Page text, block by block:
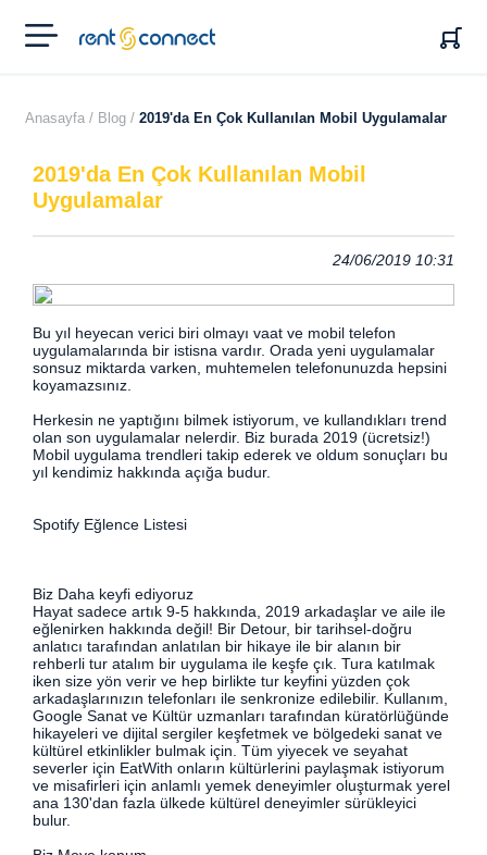
RENT'N
CONNECT
Anasayfa / Blog / 2019'da En Çok Kullanılan Mobil Uygulamalar
2019'da En Çok Kullanılan Mobil
Uygulamalar
24/06/2019 10:31
Bu yıl heyecan verici biri olmayı vaat ve mobil telefon
uygulamalarında bir istisna vardır. Orada yeni uygulamalar
sonsuz miktarda varken, muhtemelen telefonunuzda hepsini
koyamazsınız.
Herkesin ne yaptığını bilmek istiyorum, ve kullandıkları trend
olan son uygulamalar nelerdir. Biz burada 2019 (ücretsiz!)
Mobil uygulama trendleri takip ederek ve oldum sonuçları bu
yıl kendimiz hakkında açığa budur.
Spotify Eğlence Listesi
Biz Daha keyfi ediyoruz
Hayat sadece artık 9-5 hakkında, 2019 arkadaşlar ve aile ile
eğlenirken hakkında değil! Bir Detour, bir tarihsel-doğru
anlatıcı tarafından anlatılan bir hikaye ile bir alanın bir
rehberli tur atalım bir uygulama ile keşfe çık. Tura katılmak
iken size yön verir ve hep birlikte tur keyfini yüzden çok
arkadaşlarınızın telefonları ile senkronize edilebilir. Kullanım,
Google Sanat ve Kültür uzmanları tarafından küratörlüğünde
hikayeleri ve dijital sergiler keşfetmek ve bölgedeki sanat ve
kültürel etkinlikler bulmak için. Tüm yiyecek ve seyahat
severler için EatWith onların kültürlerini paylaşmak istiyorum
ve misafirleri için anlamlı yemek deneyimler oluşturmak yerel
ana 130'dan fazla ülkede kültürel deneyimler sürükleyici
bulur.